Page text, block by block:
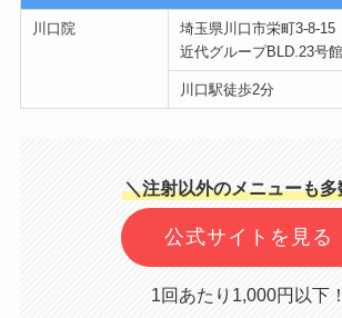
川口院
埼玉県川口市栄町3-8-15
近代グループBLD.23号
川口駅徒歩2分
＼注射以外のメニューも多
公式サイトを見る
1回あたり1,000円以下！